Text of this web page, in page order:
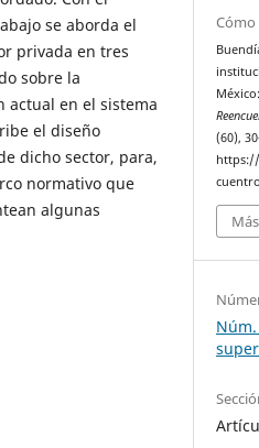
se aborda el
privada en tres
sobre la
actual en el sistema
el diseño
dicho sector, para,
normativo que
algunas
(60),